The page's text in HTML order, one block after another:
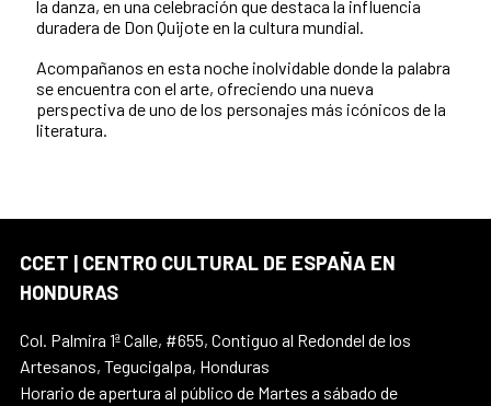
la danza, en una celebración que destaca la influencia
duradera de Don Quijote en la cultura mundial.
Acompañanos en esta noche inolvidable donde la palabra
se encuentra con el arte, ofreciendo una nueva
perspectiva de uno de los personajes más icónicos de la
literatura.
CCET | CENTRO CULTURAL DE ESPAÑA EN
HONDURAS
Col. Palmira 1ª Calle, #655, Contiguo al Redondel de los
Artesanos, Tegucigalpa, Honduras
Horario de apertura al público de Martes a sábado de